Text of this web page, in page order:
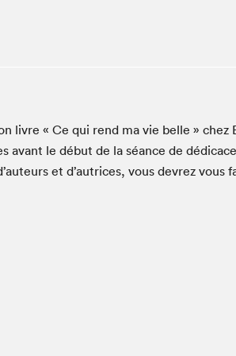
Le Salon dans ta classe
Liseur Public
Matinées scolaires Hydro-
livre « Ce qui rend ma vie belle » chez
avant le début de la séance de
et d’autrices, vous devrez vous